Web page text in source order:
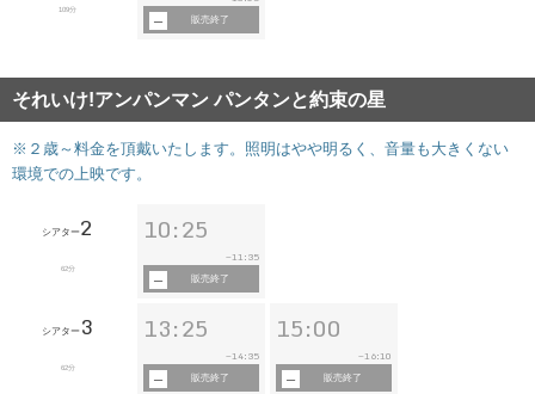
109分
販売終了
それいけ!アンパンマン パンタンと約束の星
※２歳～料金を頂戴いたします。照明はやや明るく、音量も大きくない
環境での上映です。
シアター2
62分
10:25
~11:35
販売終了
シアター 3
62分
13:25
~14:35
販売終了
15:00
~16:10
販売終了